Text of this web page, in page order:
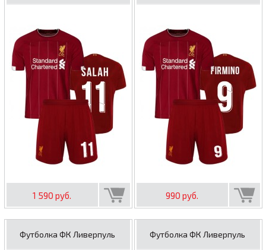
1 590 руб. 990 руб.
Футболка ФК Ливерпуль Футболка ФК Ливерпуль